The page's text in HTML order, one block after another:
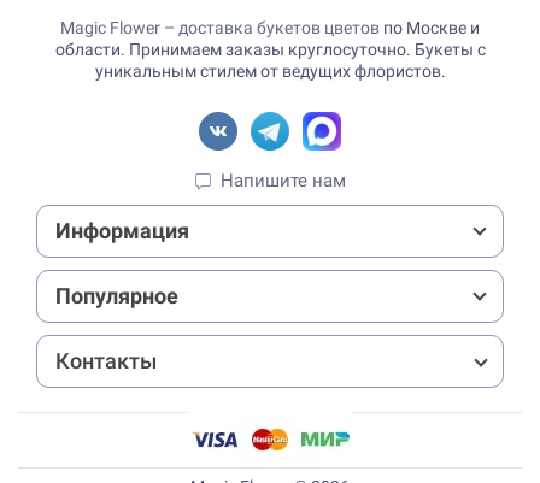
Magic Flower – доставка букетов цветов по Москве и
области. Принимаем заказы круглосуточно. Букеты с
уникальным стилем от ведущих флористов.
Напишите нам
Информация
Популярное
Контакты